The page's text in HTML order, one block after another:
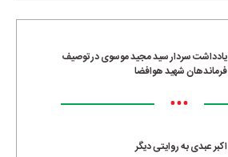
یادداشت سردار سید مجید موسوی در توصیف
فرماندهان شهید هوافضا
•••
اکبر عبدی به روایتی دیگر